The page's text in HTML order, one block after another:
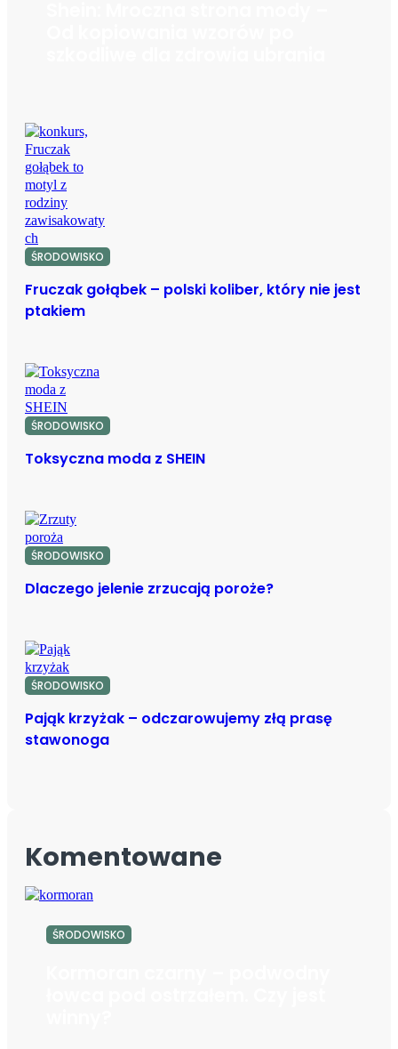
ŚRODOWISKO
Fruczak gołąbek – polski koliber, który nie jest
ptakiem
ŚRODOWISKO
Toksyczna moda z SHEIN
ŚRODOWISKO
Dlaczego jelenie zrzucają poroże?
ŚRODOWISKO
Pająk krzyżak – odczarowujemy złą prasę
stawonoga
Komentowane
ŚRODOWISKO